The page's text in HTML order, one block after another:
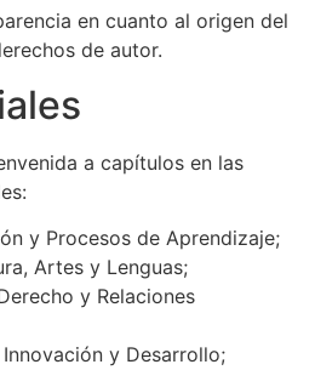
en cuanto al origen del
de autor.
a capítulos en las
y Procesos de Aprendizaje;
Artes y Lenguas;
y Relaciones
y Desarrollo;